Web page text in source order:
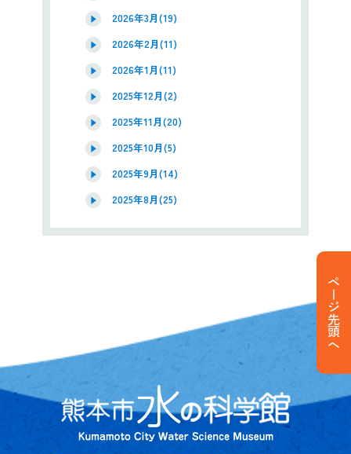
2026年3月(19)
2026年2月(11)
2026年1月(11)
2025年12月(2)
2025年11月(20)
2025年10月(5)
2025年9月(14)
2025年8月(25)
ページ先頭へ